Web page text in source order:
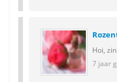
Hoi,
7 jaar